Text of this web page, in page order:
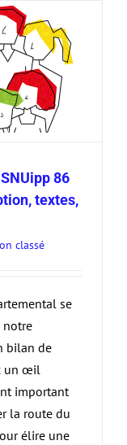
86
textes,
classé
se
notre
bilan de
un œil
important
la route du
élire une